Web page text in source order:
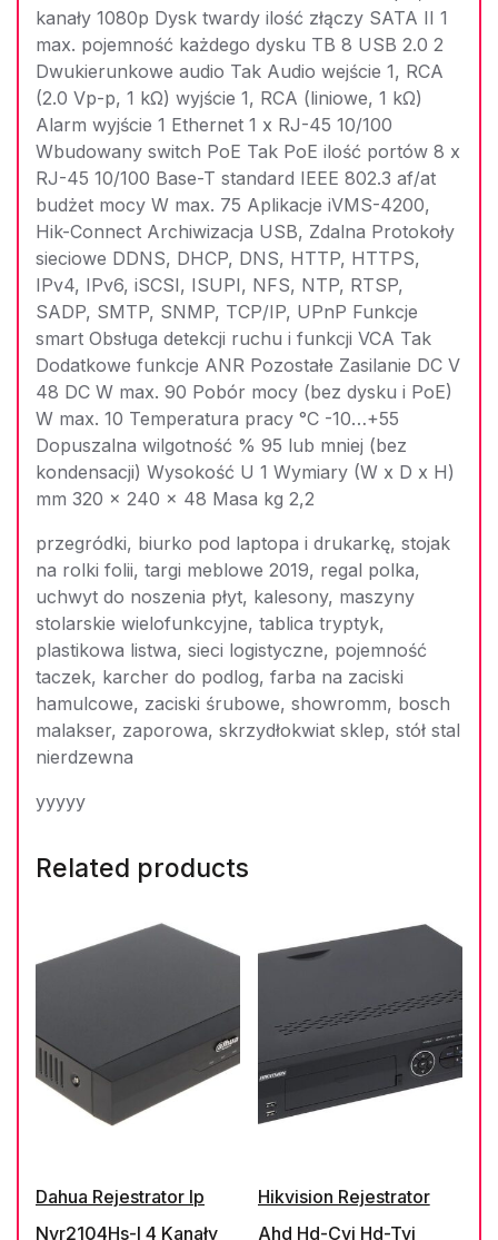
kanały 1080p Dysk twardy ilość złączy SATA II 1
max. pojemność każdego dysku TB 8 USB 2.0 2
Dwukierunkowe audio Tak Audio wejście 1, RCA
(2.0 Vp-p, 1 kΩ) wyjście 1, RCA (liniowe, 1 kΩ)
Alarm wyjście 1 Ethernet 1 x RJ-45 10/100
Wbudowany switch PoE Tak PoE ilość portów 8 x
RJ-45 10/100 Base-T standard IEEE 802.3 af/at
budżet mocy W max. 75 Aplikacje iVMS-4200,
Hik-Connect Archiwizacja USB, Zdalna Protokoły
sieciowe DDNS, DHCP, DNS, HTTP, HTTPS,
IPv4, IPv6, iSCSI, ISUPI, NFS, NTP, RTSP,
SADP, SMTP, SNMP, TCP/IP, UPnP Funkcje
smart Obsługa detekcji ruchu i funkcji VCA Tak
Dodatkowe funkcje ANR Pozostałe Zasilanie DC V
48 DC W max. 90 Pobór mocy (bez dysku i PoE)
W max. 10 Temperatura pracy °C -10…+55
Dopuszalna wilgotność % 95 lub mniej (bez
kondensacji) Wysokość U 1 Wymiary (W x D x H)
mm 320 x 240 x 48 Masa kg 2,2
przegródki, biurko pod laptopa i drukarkę, stojak
na rolki folii, targi meblowe 2019, regal polka,
uchwyt do noszenia płyt, kalesony, maszyny
stolarskie wielofunkcyjne, tablica tryptyk,
plastikowa listwa, sieci logistyczne, pojemność
taczek, karcher do podlog, farba na zaciski
hamulcowe, zaciski śrubowe, showromm, bosch
malakser, zaporowa, skrzydłokwiat sklep, stół stal
nierdzewna
yyyyy
Related products
Dahua Rejestrator Ip
Nvr2104Hs-I 4 Kanały
Hikvision Rejestrator
Ahd Hd-Cvi Hd-Tvi